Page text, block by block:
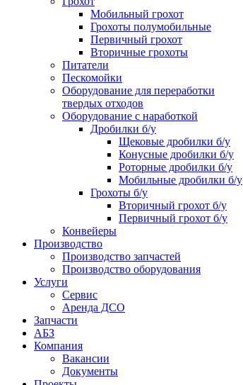
Мобильный грохот
Грохоты полумобильные
Первичный грохот
Вторичные грохоты
Питатели
Пескомойки
Оборудование для переработки
твердых отходов
Оборудование с наработкой
Дробилки б/у
Щековые дробилки б/у
Конусные дробилки б/у
Роторные дробилки б/у
Мобильные дробилки б/у
Грохоты б/у
Вторичный грохот б/у
Первичный грохот б/у
Конвейеры
Производство
Производство запчастей
Производство оборудования
Услуги
Сервис
Аренда ДСО
Запчасти
АБЗ
Компания
Вакансии
Документы